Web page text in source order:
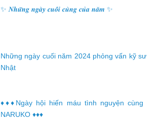
✨ 𝑵𝒉𝒖̛̃𝒏𝒈 𝒏𝒈𝒂̀𝒚 𝒄𝒖𝒐̂́𝒊 𝒄𝒖̀𝒏𝒈 𝒄𝒖̉𝒂 𝒏𝒂̆𝒎 ✨
Những ngày cuối năm 2024 phỏng vấn kỹ sư
Nhật
♦️♦️♦️Ngày hội hiến máu tình nguyện cùng
NARUKO ♦️♦️♦️